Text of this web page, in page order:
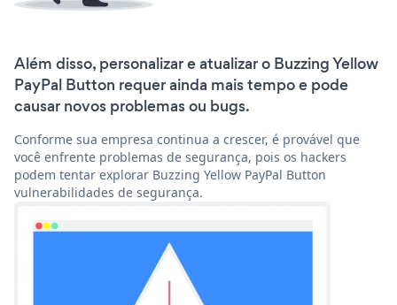
Além disso, personalizar e atualizar o Buzzing Yellow
PayPal Button requer ainda mais tempo e pode
causar novos problemas ou bugs.
Conforme sua empresa continua a crescer, é provável que
você enfrente problemas de segurança, pois os hackers
podem tentar explorar Buzzing Yellow PayPal Button
vulnerabilidades de segurança.